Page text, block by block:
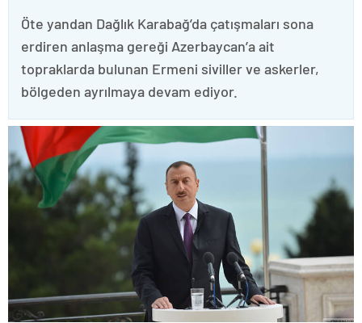
Öte yandan Dağlık Karabağ’da çatışmaları sona
erdiren anlaşma gereği Azerbaycan’a ait
topraklarda bulunan Ermeni siviller ve askerler,
bölgeden ayrılmaya devam ediyor.